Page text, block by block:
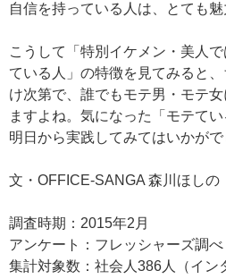
自信を持っている人は、とても魅
こうして「特別イケメン・美人
ている人」の特徴を見てみると
け次第で、誰でもモテ男・モテ
ますよね。気になった「モテて
明日から実践してみてはいかがで
文・OFFICE-SANGA 森川ほしの
調査時期：2015年2月
アンケート：フレッシャーズ調べ
集計対象数：社会人386人（イン